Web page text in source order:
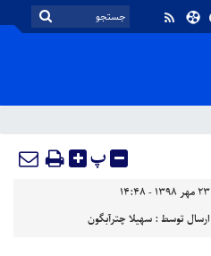
پ
۲۳ مهر ۱۳۹۸ - ۱۴:۴۸
ارسال توسط :سهیلا چترآبگون